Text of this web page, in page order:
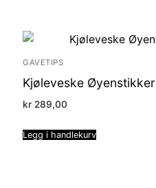
GAVETIPS
Kjøleveske Øyenstikker
kr 289,00
Legg i handlekurv